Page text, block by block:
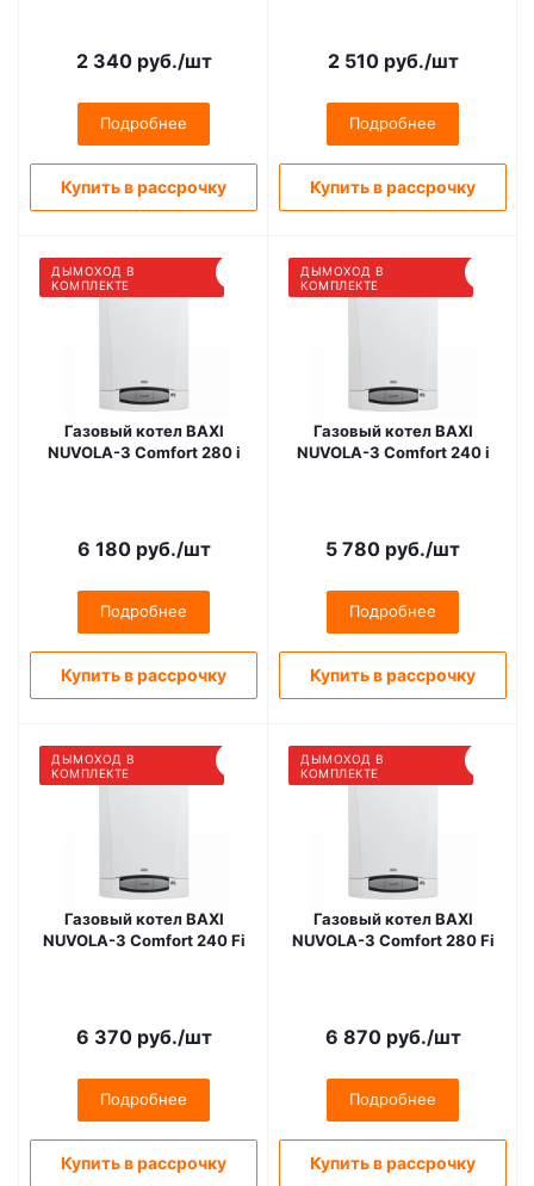
2 340руб./шт
Подробнее
Купить в рассрочку
2 510руб./шт
Подробнее
Купить в рассрочку
ДЫМОХОД В
КОМПЛЕКТЕ
Газовый котел BAXI
NUVOLA-3 Comfort 280 i
6 180руб./шт
Подробнее
Купить в рассрочку
ДЫМОХОД В
КОМПЛЕКТЕ
Газовый котел BAXI
NUVOLA-3 Comfort 240 i
5 780 руб./шт
Подробнее
Купить в рассрочку
ДЫМОХОД В
КОМПЛЕКТЕ
Газовый котел BAXI
NUVOLA-3 Comfort 240 Fi
6 370руб./шт
Подробнее
Купить в рассрочку
ДЫМОХОД В
КОМПЛЕКТЕ
Газовый котел BAXI
NUVOLA-3 Comfort 280 Fi
6 870руб./шт
Подробнее
Купить в рассрочку